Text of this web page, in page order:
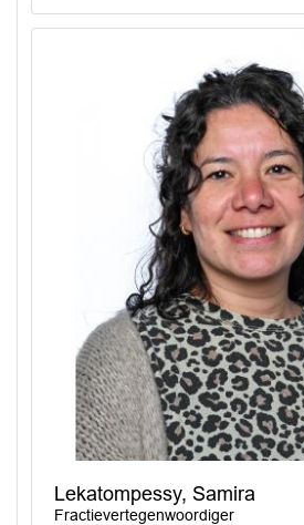
Lekatompessy, Samira
Fractievertegenwoordiger